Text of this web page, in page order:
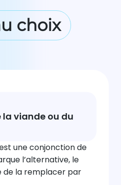
choix
la viande ou du
une conjonction de
l’alternative, le
de la remplacer par